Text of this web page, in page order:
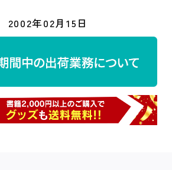
2002年02月15日